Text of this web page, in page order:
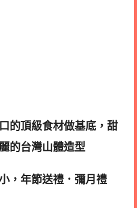
的頂級食材做基底，甜
的台灣山體造型
，年節送禮．彌月禮